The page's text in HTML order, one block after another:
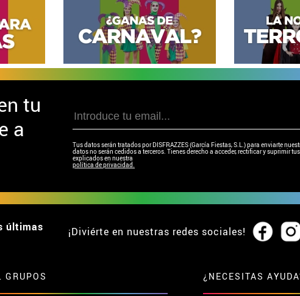
tu
a
Tus datos serán tratados por DISFRAZZES (García Fiestas, S.L.) para enviarte
datos no serán cedidos a terceros. Tienes derecho a acceder, rectificar y suprimir
explicados en nuestra
política de privacidad.
últimas
¡Diviérte en nuestras redes sociales!
GRUPOS ¿NECESITAS